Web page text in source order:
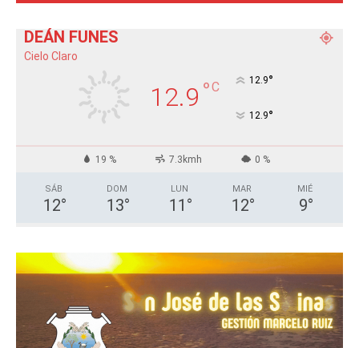
DEÁN FUNES
Cielo Claro
12.9 °C 12.9°
12.9°
19 % 7.3kmh 0 %
SÁB
12°
DOM
13°
LUN
11 °
MAR
12°
MIÉ
9°